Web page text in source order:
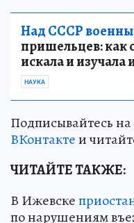
Над СССР
пришельцев: как
искала и
НАУКА
Подписывайтесь
ВКонтактеи
ЧИТАЙТЕ ТАКЖЕ:
В Ижевске
по нарушениям